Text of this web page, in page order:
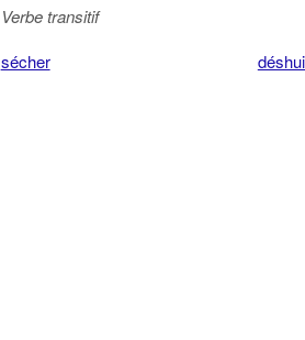
Verbe transitif
sécher